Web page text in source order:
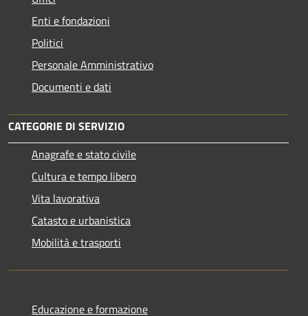
Enti e fondazioni
Politici
Personale Amministrativo
Documenti e dati
CATEGORIE DI SERVIZIO
Anagrafe e stato civile
Cultura e tempo libero
Vita lavorativa
Catasto e urbanistica
Mobilità e trasporti
Educazione e formazione